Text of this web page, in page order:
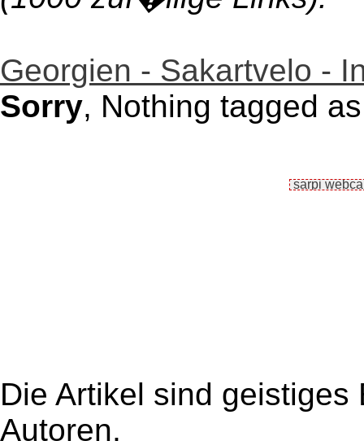
Georgien - Sakartvelo -
Sorry, Nothing tagged
Die Artikel sind
Autoren,